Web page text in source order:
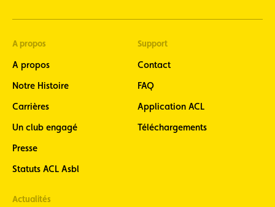
A propos
A propos
Notre Histoire
Carrières
Un club engagé
Presse
Statuts ACL Asbl
Support
Contact
FAQ
Application ACL
Téléchargements
Actualités